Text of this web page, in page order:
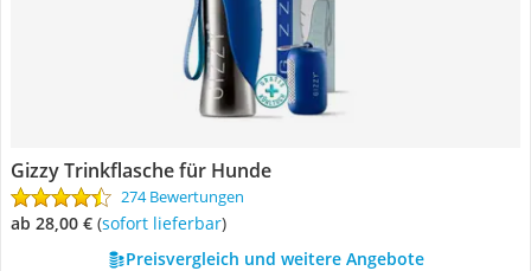
Gizzy Trinkflasche für Hunde
274 Bewertungen
ab 28,00 € ( Sofort lieferbar)
Preisvergleich und weitere Angebote